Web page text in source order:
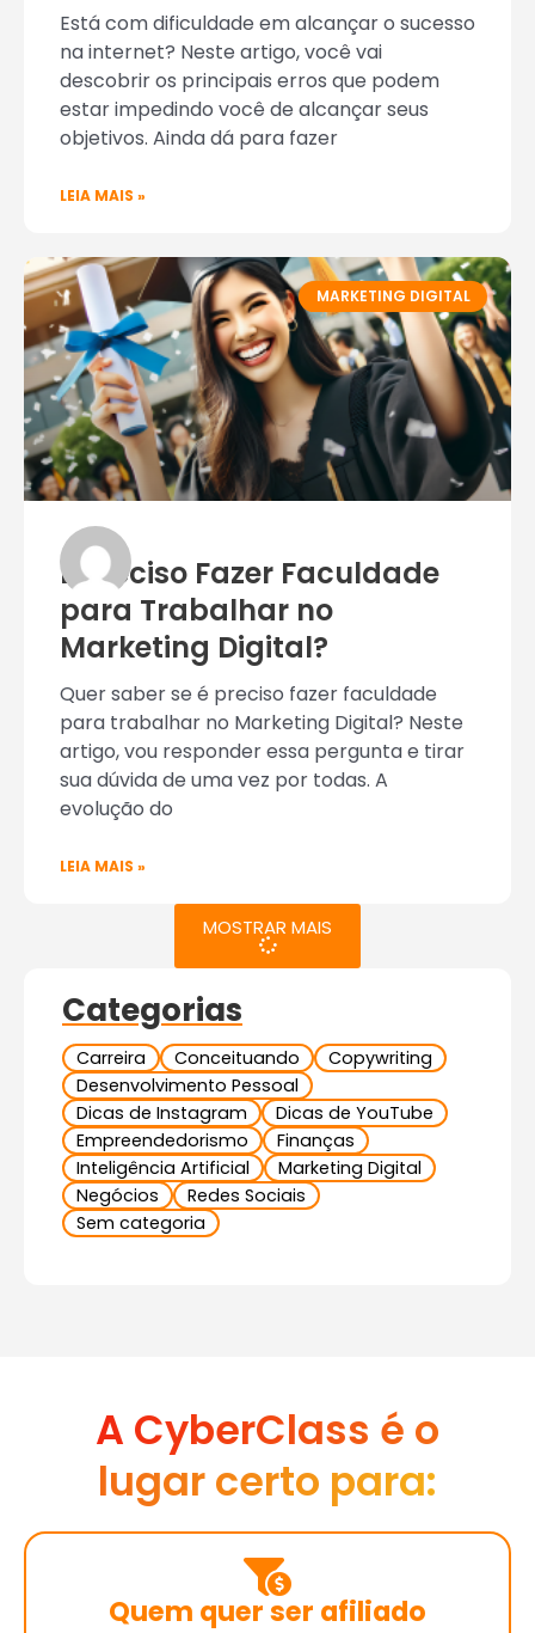
Está com dificuldade em alcançar o sucesso
na internet? Neste artigo, você vai
descobrir os principais erros que podem
estar impedindo você de alcançar seus
objetivos. Ainda dá para fazer
LEIA MAIS »
MARKETING DIGITAL
É Preciso Fazer Faculdade
para Trabalhar no
Marketing Digital?
Quer saber se é preciso fazer faculdade
para trabalhar no Marketing Digital? Neste
artigo, vou responder essa pergunta e tirar
sua dúvida de uma vez por todas. A
evolução do
LEIA MAIS »
MOSTRAR MAIS
Categorias
Carreira Conceituando
Copywriting
Desenvolvimento Pessoal
Dicas de Instagram
Dicas de YouTube
Empreendedorismo
Finanças
Inteligência Artificial
Marketing Digital
Negócios
Redes Sociais
Sem categoria
A CyberClass é o
lugar certo para:
Quem quer ser afiliado